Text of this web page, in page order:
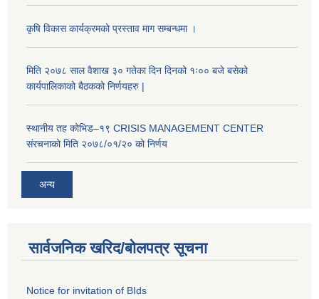
कृषि विकास कार्यक्रमको प्रस्ताव माग सम्बन्धमा ।
मिति २०७८ साल वैशाख ३० गतेका दिन दिनको १ः०० बजे बसेको
कार्यपालिकाको बैठकको निर्णयहरु |
स्थानीय तह कोभिड–१९ CRISIS MANAGEMENT CENTER
संरचनाको मिति २०७८/०१/२० को निर्णय
अन्य
सार्वजनिक खरिद/बोलपत्र सूचना
Notice for invitation of BIds